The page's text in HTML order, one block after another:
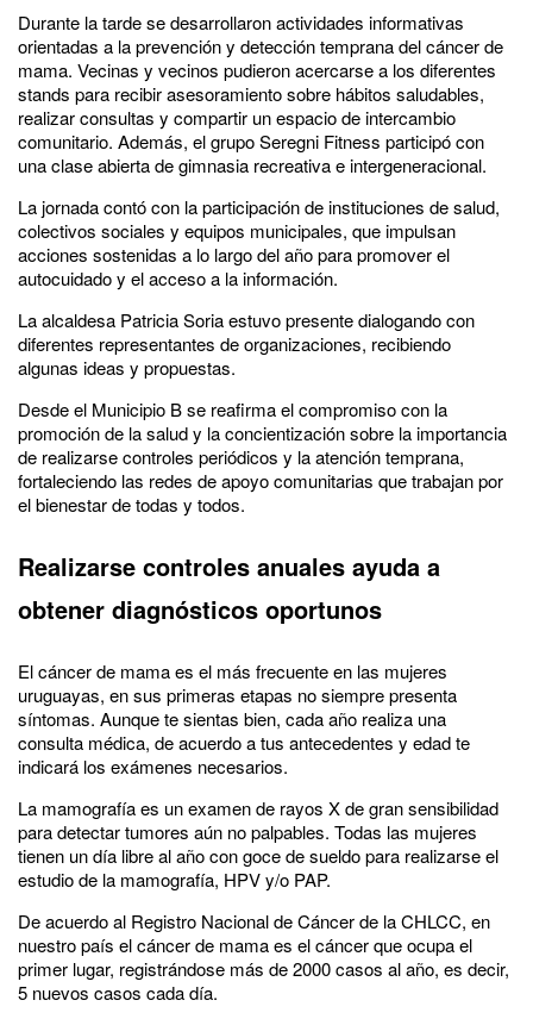
Durante la tarde se desarrollaron actividades informativas
orientadas a la prevención y detección temprana del cáncer de
mama. Vecinas y vecinos pudieron acercarse a los diferentes
stands para recibir asesoramiento sobre hábitos saludables,
realizar consultas y compartir un espacio de intercambio
comunitario. Además, el grupo Seregni Fitness participó con
una clase abierta de gimnasia recreativa e intergeneracional.
La jornada contó con la participación de instituciones de salud,
colectivos sociales y equipos municipales, que impulsan
acciones sostenidas a lo largo del año para promover el
autocuidado y el acceso a la información.
La alcaldesa Patricia Soria estuvo presente dialogando con
diferentes representantes de organizaciones, recibiendo
algunas ideas y propuestas.
Desde el Municipio B se reafirma el compromiso con la
promoción de la salud y la concientización sobre la importancia
de realizarse controles periódicos y la atención temprana,
fortaleciendo las redes de apoyo comunitarias que trabajan por
el bienestar de todas y todos.
Realizarse controles anuales ayuda a
obtener diagnósticos oportunos
El cáncer de mama es el más frecuente en las mujeres
uruguayas, en sus primeras etapas no siempre presenta
síntomas. Aunque te sientas bien, cada año realiza una
consulta médica, de acuerdo a tus antecedentes y edad te
indicará los exámenes necesarios.
La mamografía es un examen de rayos X de gran sensibilidad
para detectar tumores aún no palpables. Todas las mujeres
tienen un día libre al año con goce de sueldo para realizarse el
estudio de la mamografía, HPV y/o PAP.
De acuerdo al Registro Nacional de Cáncer de la CHLCC, en
nuestro país el cáncer de mama es el cáncer que ocupa el
primer lugar, registrándose más de 2000 casos al año, es decir,
5 nuevos casos cada día.